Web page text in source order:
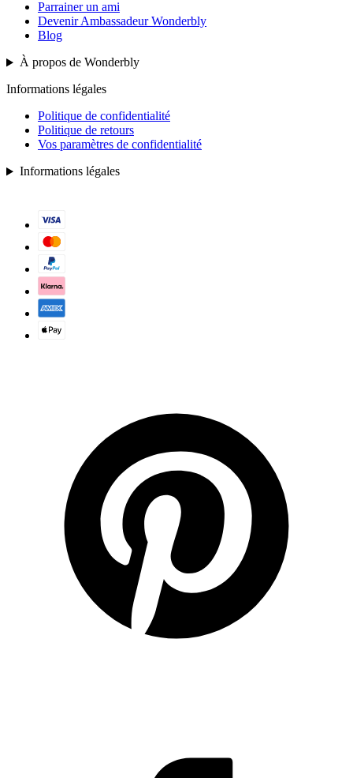
Parrainer un ami
Devenir Ambassadeur Wonderbly
Blog
À propos de Wonderbly
Informations légales
Politique de confidentialité
Politique de retours
Vos paramètres de confidentialité
Informations légales